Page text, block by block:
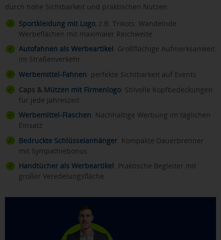
durch hohe Sichtbarkeit und praktischen Nutzen:
Sportkleidung mit Logo, z.B. Trikots: Wandelnde
Werbeflächen mit maximaler Reichweite
Autofahnen als Werbeartikel: Großflächige Aufmerksamkeit
im Straßenverkehr
Werbemittel-Fahnen: perfekte Sichtbarkeit auf Events
Caps & Mützen mit Firmenlogo: Stilvolle Kopfbedeckungen
für jede Jahreszeit
Werbemittel-Flaschen: Nachhaltige Werbung im täglichen
Einsatz
Bedruckte Schlüsselanhänger: Kompakte Dauerbrenner
mit Sympathiebonus
Handtücher als Werbeartikel: Praktische Begleiter mit
großer Veredelungsfläche